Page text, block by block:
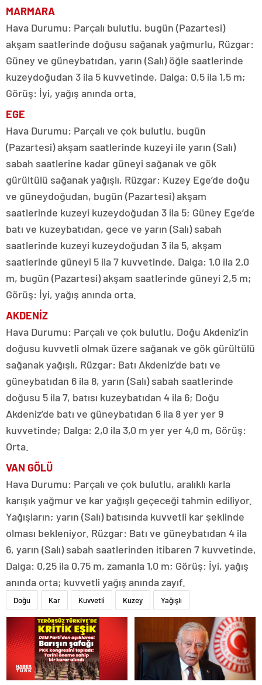
MARMARA
Hava Durumu: Parçalı bulutlu, bugün (Pazartesi)
akşam saatlerinde doğusu sağanak yağmurlu, Rüzgar:
Güney ve güneybatıdan, yarın (Salı) öğle saatlerinde
kuzeydoğudan 3 ila 5 kuvvetinde, Dalga: 0,5 ila 1,5 m;
Görüş: İyi, yağış anında orta.
EGE
Hava Durumu: Parçalı ve çok bulutlu, bugün
(Pazartesi) akşam saatlerinde kuzeyi ile yarın (Salı)
sabah saatlerine kadar güneyi sağanak ve gök
gürültülü sağanak yağışlı, Rüzgar: Kuzey Ege’de doğu
ve güneydoğudan, bugün (Pazartesi) akşam
saatlerinde kuzeyi kuzeydoğudan 3 ila 5; Güney Ege’de
batı ve kuzeybatıdan, gece ve yarın (Salı) sabah
saatlerinde kuzeyi kuzeydoğudan 3 ila 5, akşam
saatlerinde güneyi 5 ila 7 kuvvetinde, Dalga: 1,0 ila 2,0
m, bugün (Pazartesi) akşam saatlerinde güneyi 2,5 m;
Görüş: İyi, yağış anında orta.
AKDENİZ
Hava Durumu: Parçalı ve çok bulutlu, Doğu Akdeniz’in
doğusu kuvvetli olmak üzere sağanak ve gök gürültülü
sağanak yağışlı, Rüzgar: Batı Akdeniz’de batı ve
güneybatıdan 6 ila 8, yarın (Salı) sabah saatlerinde
doğusu 5 ila 7, batısı kuzeybatıdan 4 ila 6; Doğu
Akdeniz’de batı ve güneybatıdan 6 ila 8 yer yer 9
kuvvetinde; Dalga: 2,0 ila 3,0 m yer yer 4,0 m, Görüş:
Orta.
VAN GÖLÜ
Hava Durumu: Parçalı ve çok bulutlu, aralıklı karla
karışık yağmur ve kar yağışlı geçeceği tahmin ediliyor.
Yağışların; yarın (Salı) batısında kuvvetli kar şeklinde
olması bekleniyor. Rüzgar: Batı ve güneybatıdan 4 ila
6, yarın (Salı) sabah saatlerinden itibaren 7 kuvvetinde,
Dalga: 0,25 ila 0,75 m, zamanla 1,0 m; Görüş: İyi, yağış
anında orta; kuvvetli yağış anında zayıf.
Doğu Kar Kuvvetli Kuzey Yağışlı